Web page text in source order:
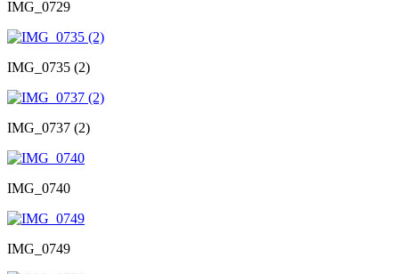
IMG_0729
IMG_0735 (2)
IMG_0737 (2)
IMG_0740
IMG_0749